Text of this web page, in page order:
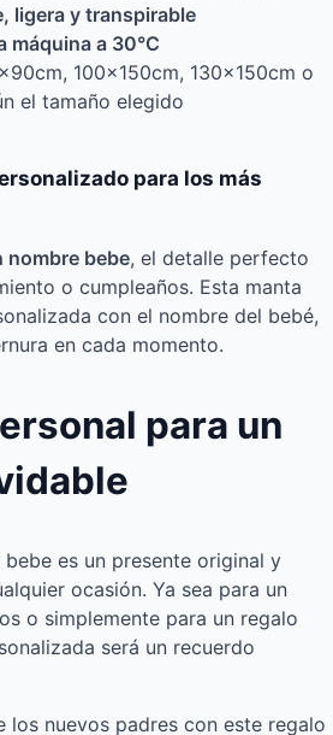
ligera y transpirable
máquina a 30°C
100x150cm, 130x150cm o
el tamaño elegido
para los más
nombre bebe, el detalle perfecto
o cumpleaños. Esta manta
con el nombre del bebé,
en cada momento.
para un
es un presente original y
ocasión. Ya sea para un
o simplemente para un regalo
será un recuerdo
los nuevos padres con este regalo